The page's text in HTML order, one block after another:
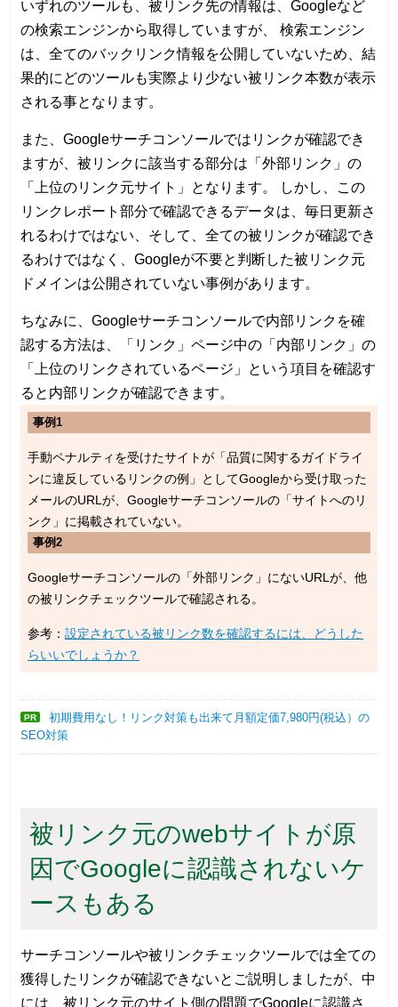
いずれのツールも、被リンク先の情報は、Googleなど
の検索エンジンから取得していますが、 検索エンジン
は、全てのバックリンク情報を公開していないため、結
果的にどのツールも実際より少ない被リンク本数が表示
される事となります。
また、Googleサーチコンソールではリンクが確認でき
ますが、被リンクに該当する部分は「外部リンク」の
「上位のリンク元サイト」となります。 しかし、この
リンクレポート部分で確認できるデータは、毎日更新さ
れるわけではない、そして、全ての被リンクが確認でき
るわけではなく、Googleが不要と判断した被リンク元
ドメインは公開されていない事例があります。
ちなみに、Googleサーチコンソールで内部リンクを確
認する方法は、「リンク」ページ中の「内部リンク」の
「上位のリンクされているページ」という項目を確認す
ると内部リンクが確認できます。
事例1
手動ペナルティを受けたサイトが「品質に関するガイドライ
ンに違反しているリンクの例」としてGoogleから受け取った
メールのURLが、Googleサーチコンソールの「サイトへのリ
ンク」に掲載されていない。
事例2
Googleサーチコンソールの「外部リンク」にないURLが、他
の被リンクチェックツールで確認される。
参考： 設定されている被リンク数を確認するには、どうした
らいいでしょうか？
PR
初期費用なし！リンク対策も出来て月額定価7,980円(税込）の
SEO対策
被リンク元のwebサイトが原
因でGoogleに認識されないケ
ースもある
サーチコンソールや被リンクチェックツールでは全ての
獲得したリンクが確認できないとご説明しましたが、中
には、被リンク元のサイト側の問題でGoogleに認識さ